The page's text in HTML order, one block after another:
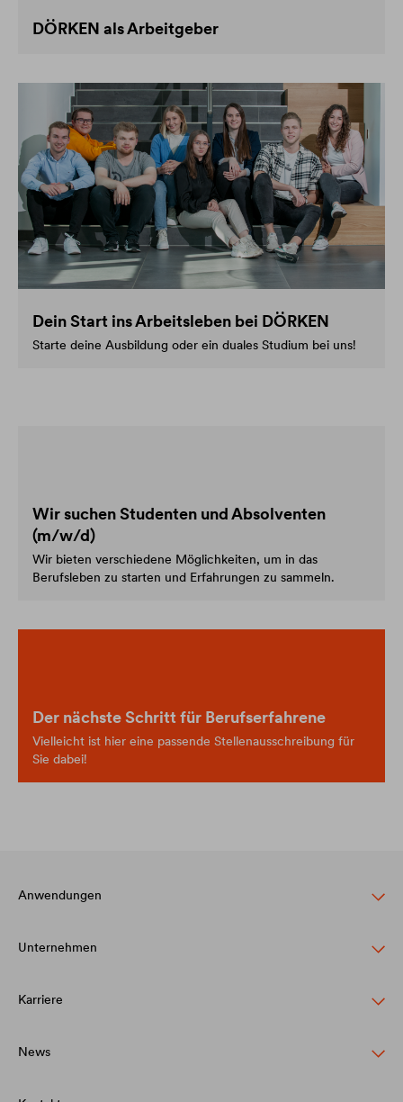
DÖRKEN als Arbeitgeber
Dein Start ins Arbeitsleben bei DÖRKEN
Starte deine Ausbildung oder ein duales Studium bei uns!
Wir suchen Studenten und Absolventen
(m/w/d)
Wir bieten verschiedene Möglichkeiten, um in das
Berufsleben zu starten und Erfahrungen zu sammeln.
Der nächste Schritt für Berufserfahrene
Vielleicht ist hier eine passende Stellenausschreibung für
Sie dabei!
Anwendungen
Steildachschutz
Fassadenschutz & -gestaltung
Flachdachschutz & -drainage
Bauwerksabdichtung & Drainage
Unternehmen
Struktur
Werte
Karriere
DÖRKEN als Arbeitgeber
News